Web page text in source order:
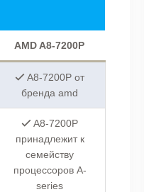
AMD A8-7200P
A8-7200P от
бренда amd
A8-7200P
принадлежит к
семейству
процессоров A-
series